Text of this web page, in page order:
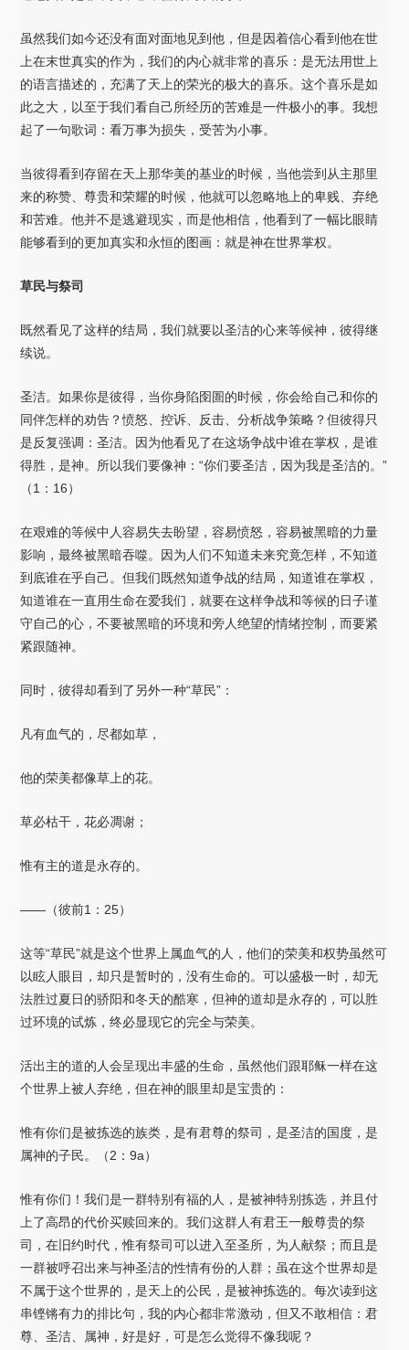
虽然我们如今还没有面对面地见到他，但是因着信心看到他在世
上在末世真实的作为，我们的内心就非常的喜乐：是无法用世上
的语言描述的，充满了天上的荣光的极大的喜乐。这个喜乐是如
此之大，以至于我们看自己所经历的苦难是一件极小的事。我想
起了一句歌词：看万事为损失，受苦为小事。
当彼得看到存留在天上那华美的基业的时候，当他尝到从主那里
来的称赞、尊贵和荣耀的时候，他就可以忽略地上的卑贱、弃绝
和苦难。他并不是逃避现实，而是他相信，他看到了一幅比眼睛
能够看到的更加真实和永恒的图画：就是神在世界掌权。
草民与祭司
既然看见了这样的结局，我们就要以圣洁的心来等候神，彼得继
续说。
圣洁。如果你是彼得，当你身陷囹圄的时候，你会给自己和你的
同伴怎样的劝告？愤怒、控诉、反击、分析战争策略？但彼得只
是反复强调：圣洁。因为他看见了在这场争战中谁在掌权，是谁
得胜，是神。所以我们要像神：“你们要圣洁，因为我是圣洁的。”
（1：16）
在艰难的等候中人容易失去盼望，容易愤怒，容易被黑暗的力量
影响，最终被黑暗吞噬。因为人们不知道未来究竟怎样，不知道
到底谁在乎自己。但我们既然知道争战的结局，知道谁在掌权，
知道谁在一直用生命在爱我们，就要在这样争战和等候的日子谨
守自己的心，不要被黑暗的环境和旁人绝望的情绪控制，而要紧
紧跟随神。
同时，彼得却看到了另外一种“草民”：
凡有血气的，尽都如草，
他的荣美都像草上的花。
草必枯干，花必凋谢；
惟有主的道是永存的。
——（彼前1：25）
这等“草民”就是这个世界上属血气的人，他们的荣美和权势虽然可
以眩人眼目，却只是暂时的，没有生命的。可以盛极一时，却无
法胜过夏日的骄阳和冬天的酷寒，但神的道却是永存的，可以胜
过环境的试炼，终必显现它的完全与荣美。
活出主的道的人会呈现出丰盛的生命，虽然他们跟耶稣一样在这
个世界上被人弃绝，但在神的眼里却是宝贵的：
惟有你们是被拣选的族类，是有君尊的祭司，是圣洁的国度，是
属神的子民。（2：9a）
惟有你们！我们是一群特别有福的人，是被神特别拣选，并且付
上了高昂的代价买赎回来的。我们这群人有君王一般尊贵的祭
司，在旧约时代，惟有祭司可以进入至圣所，为人献祭；而且是
一群被呼召出来与神圣洁的性情有份的人群；虽在这个世界却是
不属于这个世界的，是天上的公民，是被神拣选的。每次读到这
串铿锵有力的排比句，我的内心都非常激动，但又不敢相信：君
尊、圣洁、属神，好是好，可是怎么觉得不像我呢？